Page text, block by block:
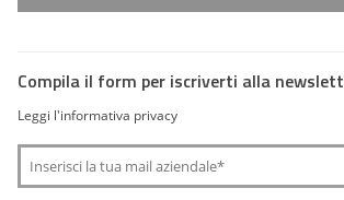
Compila il form per iscriverti alla
Leggi l'informativa privacy